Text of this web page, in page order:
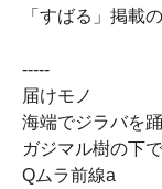
「すばる」掲載
-----
届けモノ
海端でジラバを
ガジマル樹の下で
Qムラ前線a